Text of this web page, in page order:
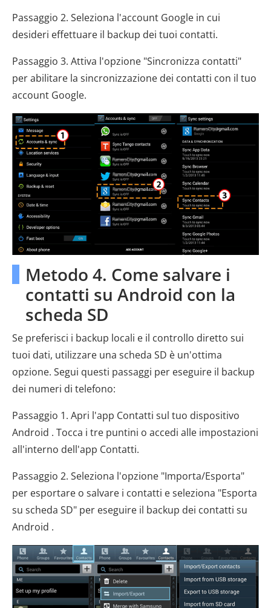
Passaggio 2. Seleziona l'account Google in cui
desideri effettuare il backup dei tuoi contatti.
Passaggio 3. Attiva l'opzione "Sincronizza contatti"
per abilitare la sincronizzazione dei contatti con il tuo
account Google.
Metodo 4. Come salvare i
contatti su Android con la
scheda SD
Se preferisci i backup locali e il controllo diretto sui
tuoi dati, utilizzare una scheda SD è un'ottima
opzione. Segui questi passaggi per eseguire il backup
dei numeri di telefono:
Passaggio 1. Apri l'app Contatti sul tuo dispositivo
Android . Tocca i tre puntini o accedi alle impostazioni
all'interno dell'app Contatti.
Passaggio 2. Seleziona l'opzione "Importa/Esporta"
per esportare o salvare i contatti e seleziona "Esporta
su scheda SD" per eseguire il backup dei contatti su
Android .